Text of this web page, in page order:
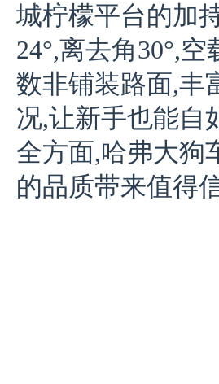
城柠檬平台的加
24°,离去角30°,
数非铺装路面,丰
况,让新手也能自
全方面,哈弗大狗
的品质带来值得